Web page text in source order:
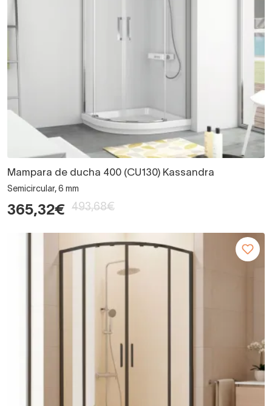
Mampara de ducha 400 (CU130) Kassandra
Semicircular, 6 mm
365,32€ 493,68€